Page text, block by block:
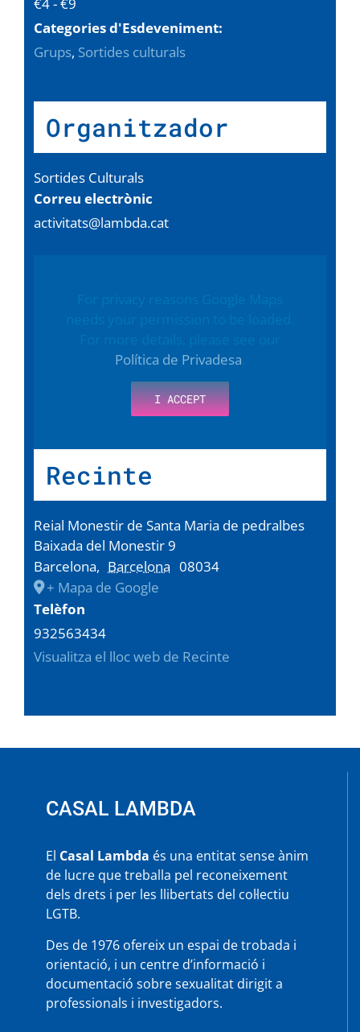
€4 - €9
Categories d'Esdeveniment:
Grups, Sortides culturals
Organitzador
Sortides Culturals
Correu electrònic
activitats@lambda.cat
Recinte
Reial Monestir de Santa Maria de pedralbes
Baixada del Monestir 9
Barcelona, Barcelona 08034
+ Mapa de Google
Telèfon
932563434
Visualitza el lloc web de Recinte
For privacy reasons Google Maps
needs your permission to be loaded.
For more details, please see our
Política de Privadesa
I ACCEPT
CASAL LAMBDA
El Casal Lambda és una entitat sense ànim
de lucre que treballa pel reconeixement
dels drets i per les llibertats del col·lectiu
LGTB.
Des de 1976 ofereix un espai de trobada i
orientació, i un centre d’informació i
documentació sobre sexualitat dirigit a
professionals i investigadors.